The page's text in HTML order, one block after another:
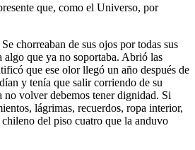
que, como el Universo, por
chorreaban de sus ojos por todas sus
algo que ya no soportaba. Abrió las
que ese olor llegó un año después de
y tenía que salir corriendo de su
volver debemos tener dignidad. Si
lágrimas, recuerdos, ropa interior,
del piso cuatro que la anduvo